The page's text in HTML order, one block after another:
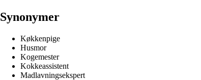
Synonymer
Køkkenpige
Husmor
Kogemester
Kokkeassistent
Madlavningsekspert